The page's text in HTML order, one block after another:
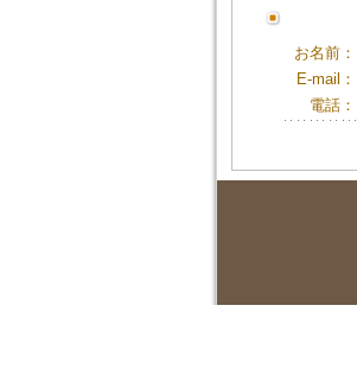
お名前：
E-mail：
電話：